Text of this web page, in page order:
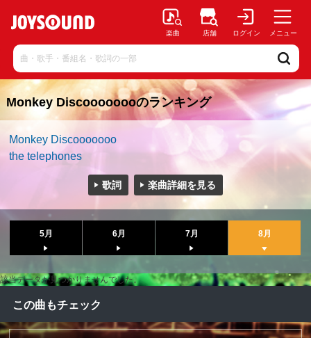
楽曲 店舗 ログイン メニュー
Monkey Discoooooooのランキング
Monkey Discooooooo
the telephones
歌詞 楽曲詳細を見る
5月 6月 7月 8月
該当データが見つかりませんでした。
この曲もチェック